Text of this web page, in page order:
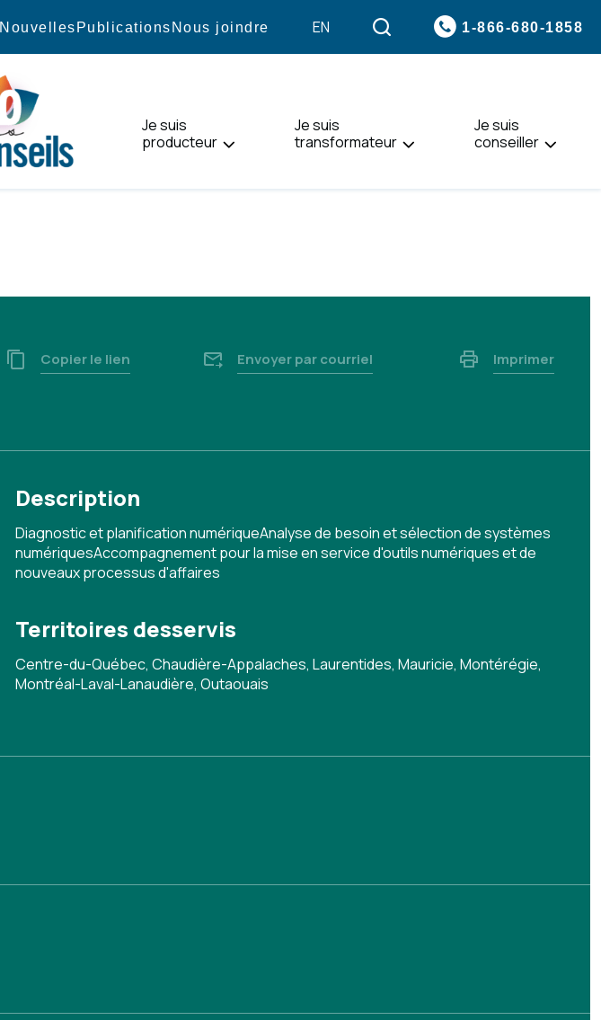
Je suis
producteur
Je suis
transformateur
Je suis
conseiller
Nouvelles Publications Nous joindre ENVISITER
ENGLISH.
1-866-680-1858
Copier le lien Envoyer par courriel Imprimer
Description
Diagnostic et planification numériqueAnalyse de besoin et sélection de systèmes
numériquesAccompagnement pour la mise en service d'outils numériques et de
nouveaux processus d'affaires
Territoires desservis
Centre-du-Québec, Chaudière-Appalaches, Laurentides, Mauricie, Montérégie,
Montréal-Laval-Lanaudière, Outaouais